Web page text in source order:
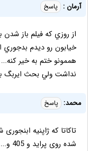
آرمان : پاسخ
خيابون رو ديدم بدجوري
هممونو ختم به خير
نداشت ولي بحث ايربگ
محمد: پاسخ
تاکاتا که ژاپنیه
شده